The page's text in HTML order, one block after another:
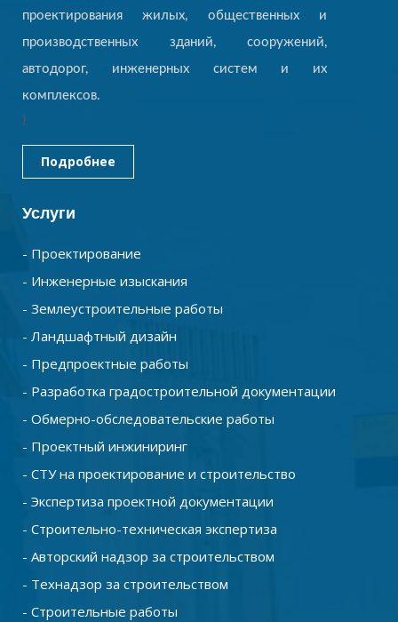
проектирования жилых, общественных и
производственных зданий, сооружений,
автодорог, инженерных систем и их
комплексов.
}
Подробнее
Услуги
- Проектирование
- Инженерные изыскания
- Землеустроительные работы
- Ландшафтный дизайн
- Предпроектные работы
- Разработка градостроительной документации
- Обмерно-обследовательские работы
- Проектный инжиниринг
- СТУ на проектирование и строительство
- Экспертиза проектной документации
- Строительно-техническая экспертиза
- Авторский надзор за строительством
- Технадзор за строительством
- Строительные работы